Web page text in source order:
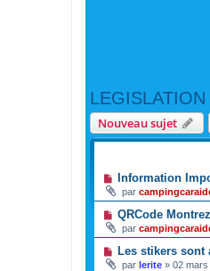
LEGISLATION
Nouveau sujet
Information
par
QRCode
par
Les stikers sont
par lerite » 02 mars